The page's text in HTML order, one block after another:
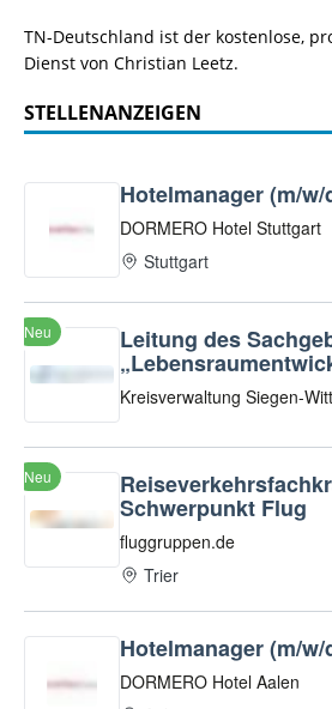
TN-Deutschland ist der kostenlose,
Dienst von Christian Leetz.
STELLENANZEIGEN